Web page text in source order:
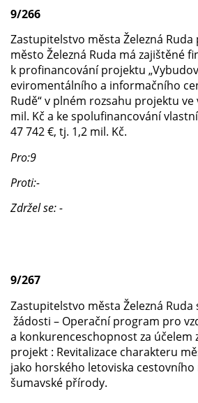
9/266
Zastupitelstvo města Železná Ruda
město Železná Ruda má zajištěné
k profinancování projektu
eviromentálního a informačního
Rudě“ v plném rozsahu projektu ve
mil. Kč a ke spolufinancování
47 742 €, tj. 1,2 mil. Kč.
Pro:9
Proti:-
Zdržel se: -
9/267
Zastupitelstvo města Železná
žádosti – Operační program pro
a konkurenceschopnost za účelem
projekt : Revitalizace charakteru
jako horského letoviska
šumavské přírody.